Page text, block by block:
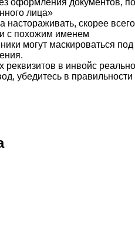
лица»
настораживать, скорее
с похожим именем
могут маскироваться
реквизитов в инвойс
убедитесь в